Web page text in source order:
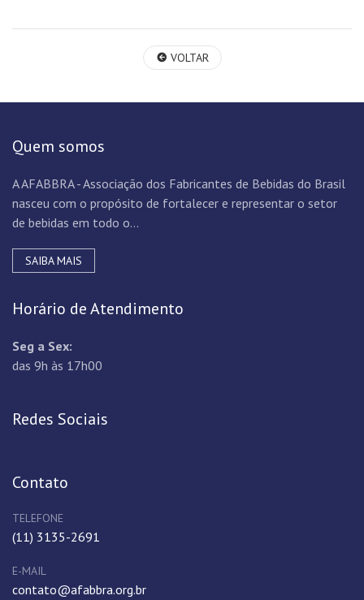
VOLTAR
Quem somos
A AFABBRA - Associação dos Fabricantes de Bebidas do Brasil
nasceu com o propósito de fortalecer e representar o setor
de bebidas em todo o...
SAIBA MAIS
Horário de Atendimento
Seg a Sex:
das 9h às 17h00
Redes Sociais
Contato
TELEFONE
(11) 3135-2691
E-MAIL
contato@afabbra.org.br